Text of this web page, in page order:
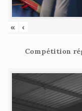
« ‹
Compétition